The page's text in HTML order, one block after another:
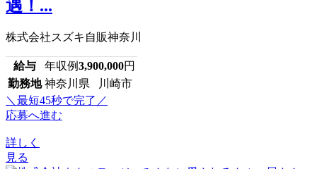
遇！...
株式会社スズキ自販神奈川
給与 年収例3,900,000円
勤務地 神奈川県 川崎市
＼最短45秒で完了／
応募へ進む
詳しく
見る